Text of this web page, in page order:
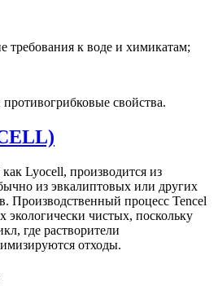
к воде и химикатам;
свойства.
Lyocell, производится из
из эвкалиптовых или других
Производственный процесс Tencel
экологически чистых, поскольку
где растворители
отходы.